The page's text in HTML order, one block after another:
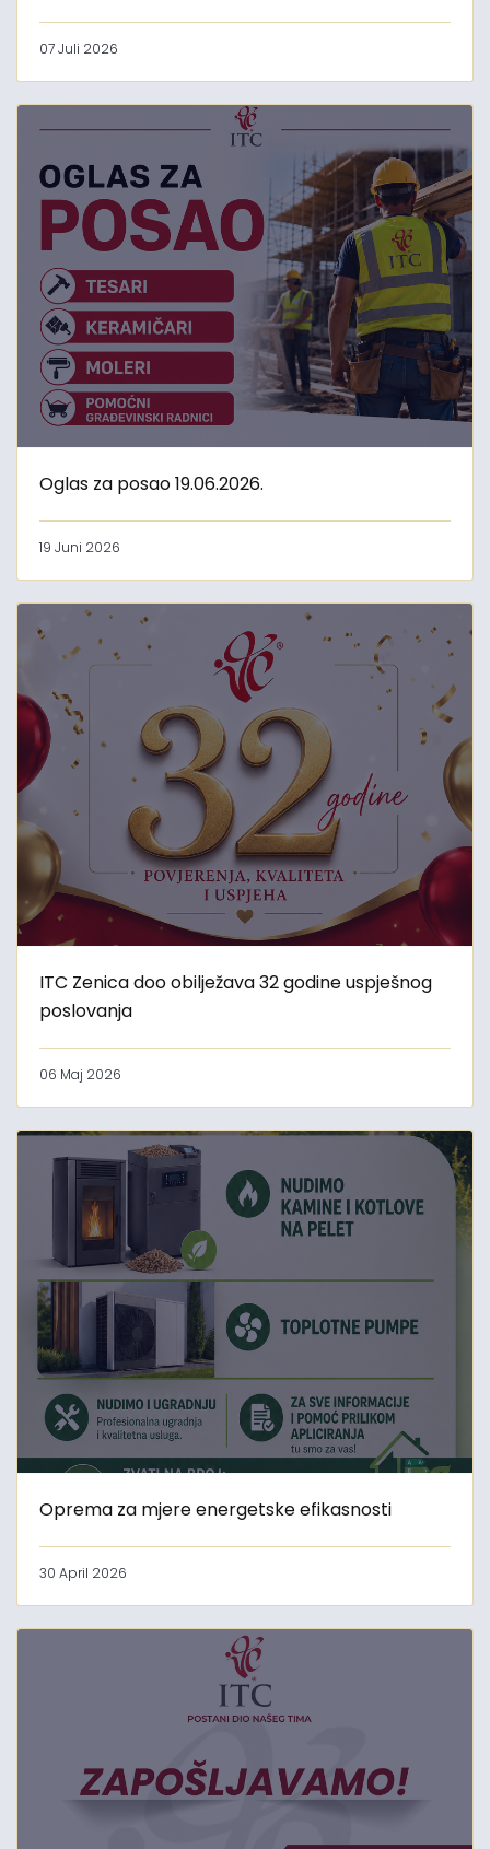
07 Juli 2026
Oglas za posao 19.06.2026.
19 Juni 2026
ITC Zenica doo obilježava 32 godine uspješnog
poslovanja
06 Maj 2026
Oprema za mjere energetske efikasnosti
30 April 2026